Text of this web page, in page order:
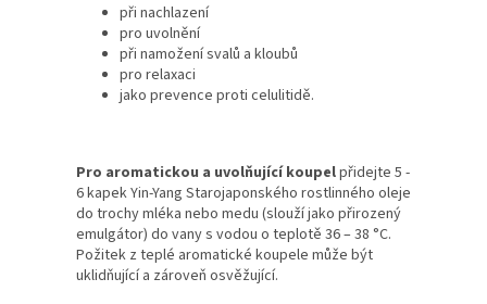
při nachlazení
pro uvolnění
při namožení svalů a kloubů
pro relaxaci
jako prevence proti celulitidě.
Pro aromatickou a uvolňující koupelpřidejte 5 -
6 kapek Yin-Yang Starojaponského rostlinného oleje
do trochy mléka nebo medu (slouží jako přirozený
emulgátor) do vany s vodou o teplotě 36 – 38 °C.
Požitek z teplé aromatické koupele může být
uklidňující a zároveň osvěžující.